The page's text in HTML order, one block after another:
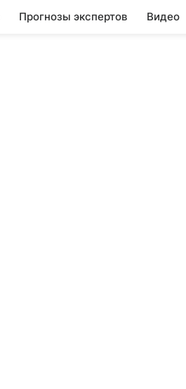
Прогнозы экспертов Видео